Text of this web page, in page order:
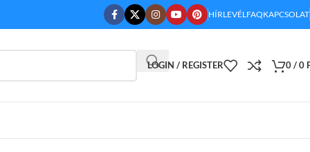
HÍRLEVÉLFAQKAPCSOLAT
LOGIN / REGISTER 0/0